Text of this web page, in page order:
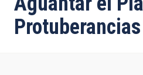
a
la